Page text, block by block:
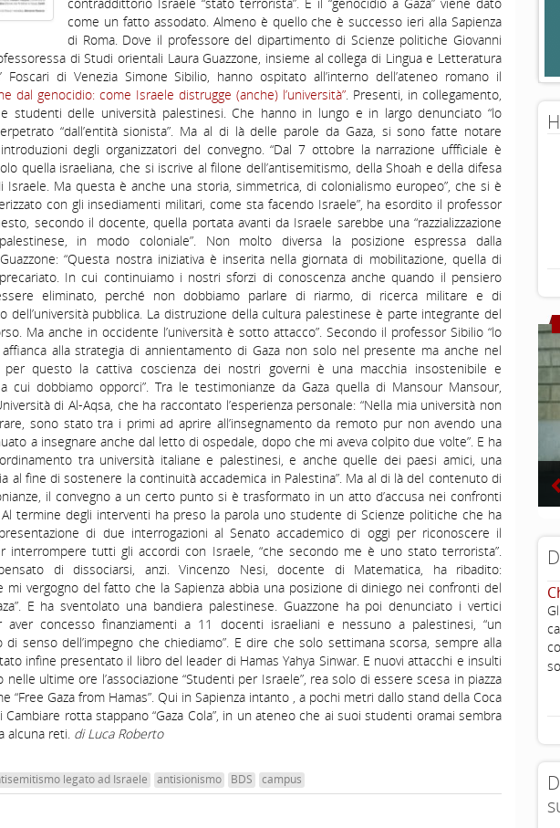
come un fatto assodato. Almeno è quello che è successo ieri alla Sapienza
di Roma. Dove il professore del dipartimento di Scienze politiche Giovanni
di Studi orientali Laura Guazzone, insieme al collega di Lingua e Letteratura
Foscari di Venezia Simone Sibilio, hanno ospitato all’interno dell’ateneo romano il
dal genocidio: come Israele distrugge (anche) l’università” . Presenti, in collegamento,
studenti delle università palestinesi. Che hanno in lungo e in largo denunciato “lo
“dall’entità sionista”. Ma al di là delle parole da Gaza, si sono fatte notare
degli organizzatori del convegno. “Dal 7 ottobre la narrazione uffficiale è
quella israeliana, che si iscrive al filone dell’antisemitismo, della Shoah e della difesa
Israele. Ma questa è anche una storia, simmetrica, di colonialismo europeo”, che si è
con gli insediamenti militari, come sta facendo Israele”, ha esordito il professor
secondo il docente, quella portata avanti da Israele sarebbe una “razzializzazione
in modo coloniale”. Non molto diversa la posizione espressa dalla
“Questa nostra iniziativa è inserita nella giornata di mobilitazione, quella di
In cui continuiamo i nostri sforzi di conoscenza anche quando il pensiero
eliminato, perché non dobbiamo parlare di riarmo, di ricerca militare e di
dell’università pubblica. La distruzione della cultura palestinese è parte integrante del
Ma anche in occidente l’università è sotto attacco”. Secondo il professor Sibilio “lo
alla strategia di annientamento di Gaza non solo nel presente ma anche nel
per questo la cattiva coscienza dei nostri governi è una macchia insostenibile e
cui dobbiamo opporci”. Tra le testimonianze da Gaza quella di Mansour Mansour,
di Al-Aqsa, che ha raccontato l’esperienza personale: “Nella mia università non
sono stato tra i primi ad aprire all’insegnamento da remoto pur non avendo una
a insegnare anche dal letto di ospedale, dopo che mi aveva colpito due volte”. E ha
tra università italiane e palestinesi, e anche quelle dei paesi amici, una
al fine di sostenere la continuità accademica in Palestina”. Ma al di là del contenuto di
il convegno a un certo punto si è trasformato in un atto d’accusa nei confronti
Al termine degli interventi ha preso la parola uno studente di Scienze politiche che ha
di due interrogazioni al Senato accademico di oggi per riconoscere il
interrompere tutti gli accordi con Israele, “che secondo me è uno stato terrorista”.
di dissociarsi, anzi. Vincenzo Nesi, docente di Matematica, ha ribadito:
mi vergogno del fatto che la Sapienza abbia una posizione di diniego nei confronti del
E ha sventolato una bandiera palestinese. Guazzone ha poi denunciato i vertici
aver concesso finanziamenti a 11 docenti israeliani e nessuno a palestinesi, “un
di senso dell’impegno che chiediamo”. E dire che solo settimana scorsa, sempre alla
infine presentato il libro del leader di Hamas Yahya Sinwar. E nuovi attacchi e insulti
nelle ultime ore l’associazione “Studenti per Israele”, rea solo di essere scesa in piazza
“Free Gaza from Hamas”. Qui in Sapienza intanto , a pochi metri dallo stand della Coca
Cambiare rotta stappano “Gaza Cola”, in un ateneo che ai suoi studenti oramai sembra
alcuna reti. di Luca Roberto
legato ad Israele antisionismo BDS campus